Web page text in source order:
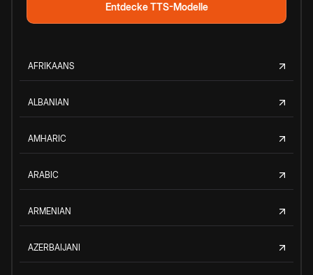
Entdecke TTS-Modelle
AFRIKAANS
ALBANIAN
AMHARIC
ARABIC
ARMENIAN
AZERBAIJANI